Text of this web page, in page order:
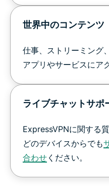
世界中のコンテンツ
仕事、ストリーミング
アプリやサービスにア
ライブチャットサポ
ExpressVPNに関する
どのデバイスからでも
合わせ ください。